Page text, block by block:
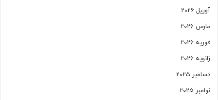
آوریل 2026
مارس 2026
فوریه 2026
ژانویه 2026
دسامبر 2025
نوامبر 2025